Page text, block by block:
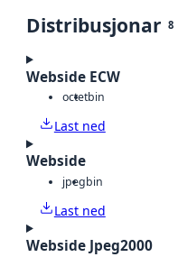
Distribusjonar 8
Webside ECW
octetbin
Last ned
Webside
jpegbin
Last ned
Webside Jpeg2000